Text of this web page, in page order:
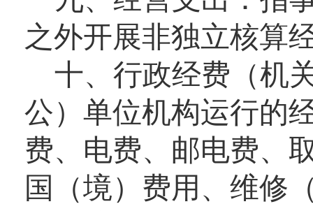
之外开展非独立核算
十、 行政经费 （机
公）单位机构运行的
费、电费、邮电费、
国（境）费用、维修